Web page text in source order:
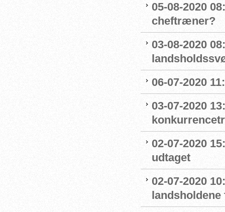
05-08-2020
cheftræner?
03-08-2020
06-07-2020
03-07-2020
02-07-2020
udtaget
02-07-2020